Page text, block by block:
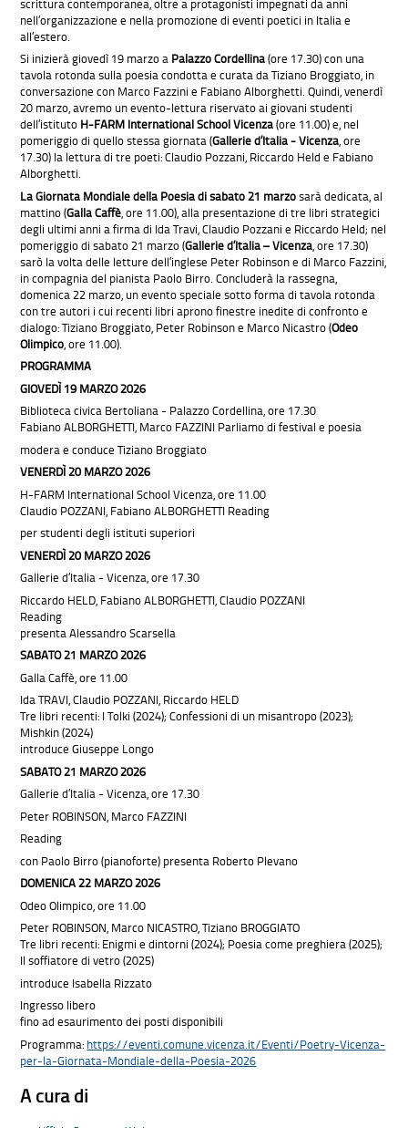
scrittura contemporanea, oltre a protagonisti impegnati da anni
nell’organizzazione e nella promozione di eventi poetici in Italia e
all’estero.
Si inizierà giovedì 19 marzo a Palazzo Cordellina(ore 17.30) con una
tavola rotonda sulla poesia condotta e curata da Tiziano Broggiato, in
conversazione con Marco Fazzini e Fabiano Alborghetti. Quindi, venerdì
20 marzo, avremo un evento-lettura riservato ai giovani studenti
dell’istituto H-FARM International School Vicenza(ore 11.00) e, nel
pomeriggio di quello stessa giornata (Gallerie d’Italia - Vicenza, ore
17.30) la lettura di tre poeti: Claudio Pozzani, Riccardo Held e Fabiano
Alborghetti.
La Giornata Mondiale della Poesia di sabato 21 marzosarà dedicata, al
mattino (Galla Caffè, ore 11.00), alla presentazione di tre libri strategici
degli ultimi anni a firma di Ida Travi, Claudio Pozzani e Riccardo Held; nel
pomeriggio di sabato 21 marzo (Gallerie d’Italia – Vicenza, ore 17.30)
sarò la volta delle letture dell’inglese Peter Robinson e di Marco Fazzini,
in compagnia del pianista Paolo Birro. Concluderà la rassegna,
domenica 22 marzo, un evento speciale sotto forma di tavola rotonda
con tre autori i cui recenti libri aprono finestre inedite di confronto e
dialogo: Tiziano Broggiato, Peter Robinson e Marco Nicastro (Odeo
Olimpico, ore 11.00).
PROGRAMMA
GIOVEDÌ 19 MARZO 2026
Biblioteca civica Bertoliana - Palazzo Cordellina, ore 17.30
Fabiano ALBORGHETTI, Marco FAZZINI Parliamo di festival e poesia
modera e conduce Tiziano Broggiato
VENERDÌ 20 MARZO 2026
H-FARM International School Vicenza, ore 11.00
Claudio POZZANI, Fabiano ALBORGHETTI Reading
per studenti degli istituti superiori
VENERDÌ 20 MARZO 2026
Gallerie d’Italia - Vicenza, ore 17.30
Riccardo HELD, Fabiano ALBORGHETTI, Claudio POZZANI
Reading
presenta Alessandro Scarsella
SABATO 21 MARZO 2026
Galla Caffè, ore 11.00
Ida TRAVI, Claudio POZZANI, Riccardo HELD
Tre libri recenti: I Tolki (2024); Confessioni di un misantropo (2023);
Mishkin (2024)
introduce Giuseppe Longo
SABATO 21 MARZO 2026
Gallerie d’Italia - Vicenza, ore 17.30
Peter ROBINSON, Marco FAZZINI
Reading
con Paolo Birro (pianoforte) presenta Roberto Plevano
DOMENICA 22 MARZO 2026
Odeo Olimpico, ore 11.00
Peter ROBINSON, Marco NICASTRO, Tiziano BROGGIATO
Tre libri recenti: Enigmi e dintorni (2024); Poesia come preghiera (2025);
Il soffiatore di vetro (2025)
introduce Isabella Rizzato
Ingresso libero
fino ad esaurimento dei posti disponibili
Programma: https://eventi.comune.vicenza.it/Eventi/Poetry-Vicenza-
per-la-Giornata-Mondiale-della-Poesia-2026
A cura di